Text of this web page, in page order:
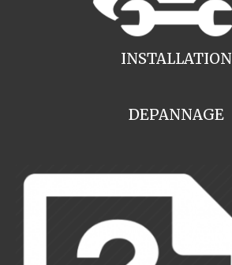
INSTALLATION
DEPANNAGE